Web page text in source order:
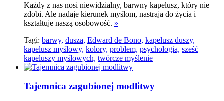
Każdy z nas nosi niewidzialny, barwny kapelusz, który nie
zdobi. Ale nadaje kierunek myślom, nastraja do życia i
kształtuje naszą osobowość. »
Tagi: barwy, dusza, Edward de Bono, kapelusz duszy,
kapelusz myślowy, kolory, problem, psychologia, sześć
kapeluszy myślowych, twórcze myślenie
Tajemnica zagubionej modlitwy